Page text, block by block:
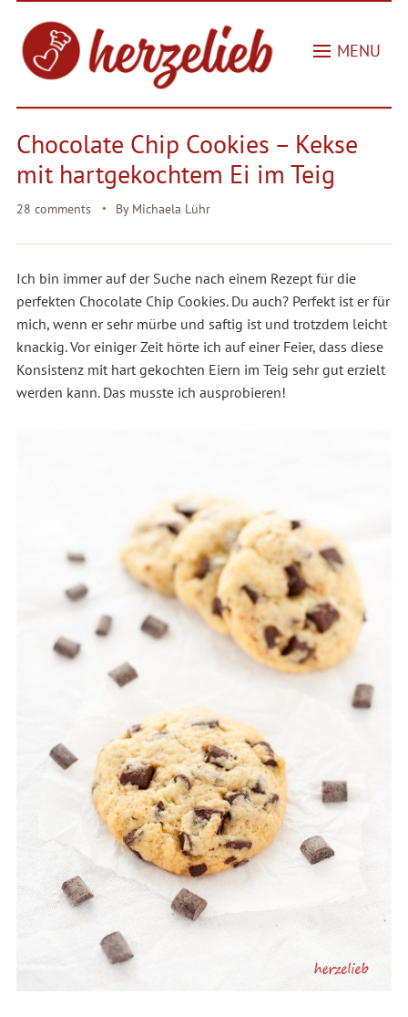
MENU
Chocolate Chip Cookies – Kekse
mit hartgekochtem Ei im Teig
28 comments By Michaela Lühr
Ich bin immer auf der Suche nach einem Rezept für die
perfekten Chocolate Chip Cookies. Du auch? Perfekt ist er für
mich, wenn er sehr mürbe und saftig ist und trotzdem leicht
knackig. Vor einiger Zeit hörte ich auf einer Feier, dass diese
Konsistenz mit hart gekochten Eiern im Teig sehr gut erzielt
werden kann. Das musste ich ausprobieren!